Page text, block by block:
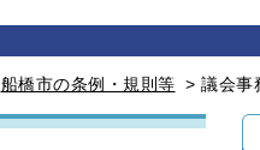
船橋市の条例・規則等 > 議会事